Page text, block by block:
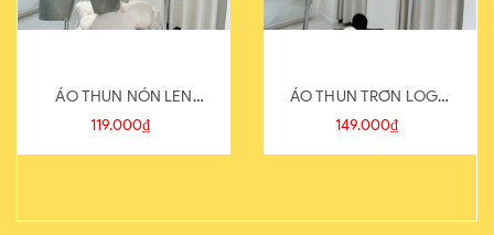
ÁO THUN NÓN LEN
821-1
119.000₫
ÁO THUN TRƠN LOGO
SAU
149.000₫